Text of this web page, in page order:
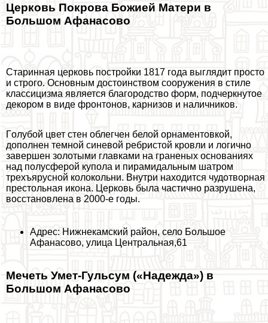
Церковь Покрова Божией Матери в
Большом Афанасово
Старинная церковь постройки 1817 года выглядит просто
и строго. Основным достоинством сооружения в стиле
классицизма является благородство форм, подчеркнутое
декором в виде фронтонов, карнизов и наличников.
Гoлyбой цвет стен облегчен белой орнаментовкой,
дополнен темной синевой ребристой кровли и логично
завершен золотыми главками на граненых основаниях
над полусферой купола и пирамидальным шатром
трехъярусной колокольни. Внутри находится чудотворная
престольная икона. Церковь была частично разрушена,
восстановлена в 2000-е годы.
Адрес: Нижнекамский район, село Большое
Афанасово, улица Центральная,61
Мечеть Умет-Гульсум («Надежда») в
Большом Афанасово